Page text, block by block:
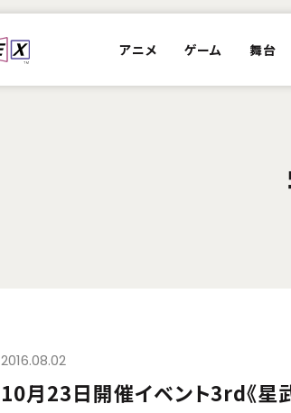
アニメ ゲーム 舞台
2016.08.02
10月23日開催イベント3rd《星